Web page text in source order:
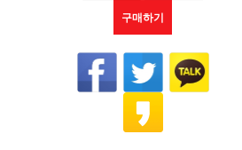
구매하기